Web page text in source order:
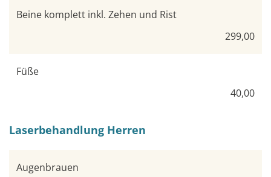
Beine komplett inkl. Zehen und Rist
299,00
Füße
40,00
Laserbehandlung Herren
Augenbrauen